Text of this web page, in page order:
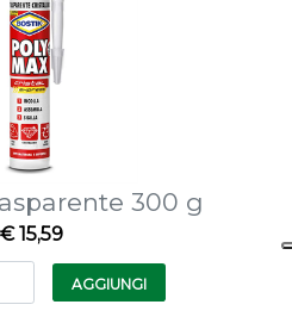
300 g
€ 15,59
Quantità
AGGIUNGI